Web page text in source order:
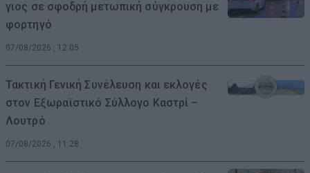
γιος σε σφοδρή μετωπική σύγκρουση με
φορτηγό
07/08/2026 , 12:05
Τακτική Γενική Συνέλευση και εκλογές
στον Εξωραϊστικό Σύλλογο Καστρί –
Λουτρό
07/08/2026 , 11:28